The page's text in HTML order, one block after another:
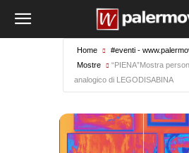
Home
#eventi -
Mostre
“PIENA”Mostra
analogico di LEGODISABINA